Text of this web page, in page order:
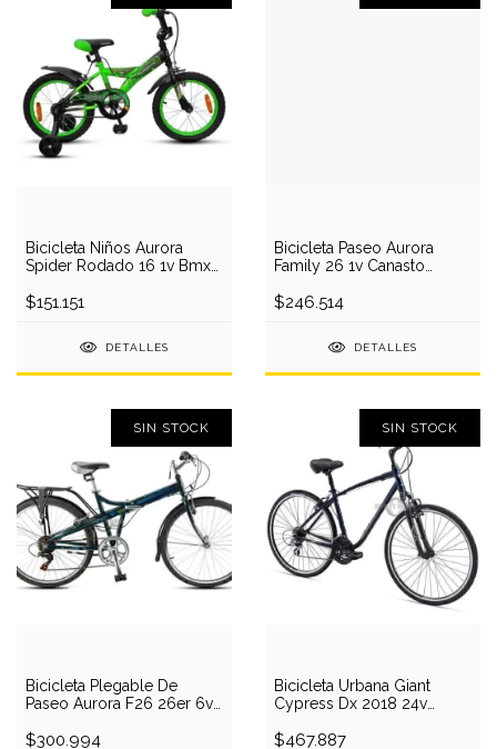
Bicicleta Niños Aurora
Spider Rodado 16 1v Bmx
$151.151
DETALLES
Bicicleta Paseo Aurora
Family 26 1v Canasto
$246.514
DETALLES
SIN STOCK
Bicicleta Plegable De
Paseo Aurora F26 26er 6v
$300.994
SIN STOCK
Bicicleta Urbana Giant
Cypress Dx 2018 24v
$467.887